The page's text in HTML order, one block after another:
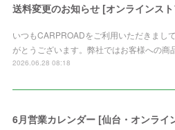
送料変更のお知らせ [オンラインス
いつもCARPROADをご利用いただきまし
がとうございます。弊社ではお客様への商
2026.06.28 08:18
6月営業カレンダー [仙台・オンライ